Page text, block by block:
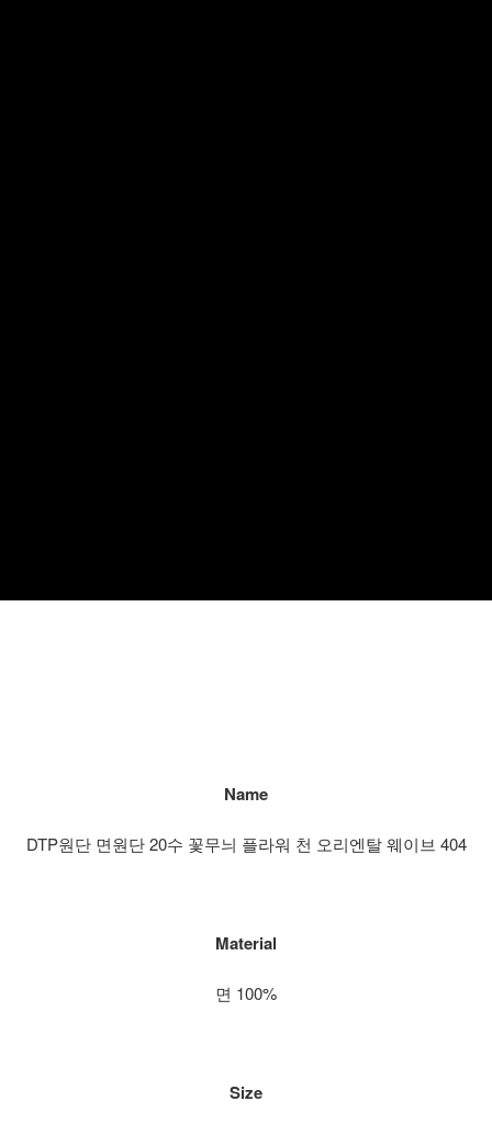
Name
DTP원단 면원단 20수 꽃무늬 플라워 천 오리엔탈 웨이브 404
Material
면 100%
Size